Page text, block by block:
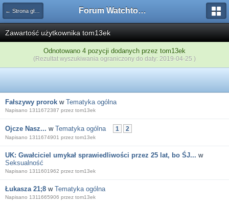
← Strona główna Forum Watchtower
Zawartość użytkownika tom13ek
Odnotowano 4 pozycji dodanych przez tom13ek
(Rezultat wyszukiwania ograniczony do daty: 2019-04-25 )
Fałszywy prorok w Tematyka ogólna
Napisano 1311672387 przez tom13ek
Ojcze Nasz... w Tematyka ogólna 1 2
Napisano 1311674901 przez tom13ek
UK: Gwałciciel umykał sprawiedliwości przez 25 lat, bo ŚJ... w
Seksualność
Napisano 1311601962 przez tom13ek
Łukasza 21;8 w Tematyka ogólna
Napisano 1311665906 przez tom13ek